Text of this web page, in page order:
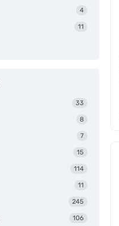
4
11
33
8
7
15
114
11
245
106